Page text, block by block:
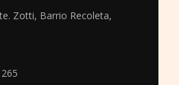
Zotti, Barrio Recoleta,